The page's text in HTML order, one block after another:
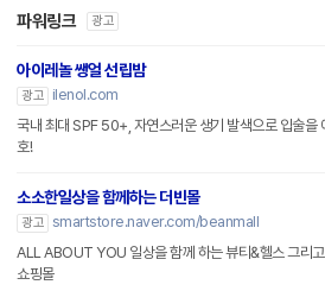
파워링크 광고
아이레놀 쌩얼 선립밤
광고
ilenol.com
국내 최대 SPF 50+, 자연스러운 생기 발색으로 입술을
호!
소소한일상을 함께하는 더빈몰
광고 smartstore.naver.com/beanmall
ALL ABOUT YOU 일상을 함께 하는 뷰티&헬스 그리
쇼핑몰